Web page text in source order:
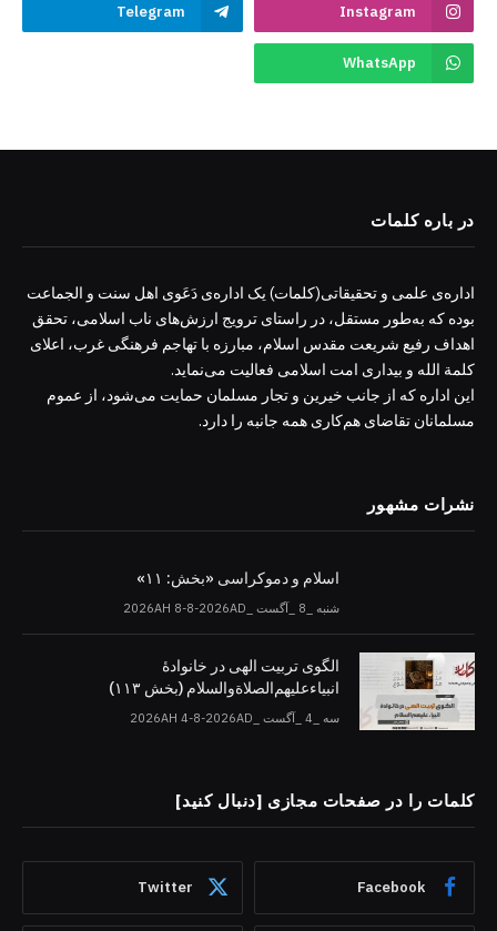
Instagram
Telegram
WhatsApp
در باره کلمات
اداره‌ی علمی و تحقیقاتی(کلمات) یک اداره‌ی دَعَوی اهل سنت و الجماعت
بوده که به‌طور مستقل، در راستای ترویج ارزش‌های ناب اسلامی، تحقق
اهداف رفیع شریعت مقدس اسلام، مبارزه با تهاجم فرهنگی غرب، اعلای
کلمة الله و بیداری امت اسلامی فعالیت می‌نماید.
این اداره که از جانب خیرین و تجار مسلمان حمایت می‌شود، از عموم
مسلمانان تقاضای هم‌کاری همه جانبه را دارد.
نشرات مشهور
اسلام و دموکراسی «بخش: ۱۱»
شنبه _8 _آگست _2026AH 8-8-2026AD
الگوی تربیت الهی در خانوادۀ
انبیاءعلیهم‌الصلاةو‌السلام (بخش ۱۱۳)
سه _4 _آگست _2026AH 4-8-2026AD
کلمات را در صفحات مجازی [دنبال کنید]
Facebook
Twitter